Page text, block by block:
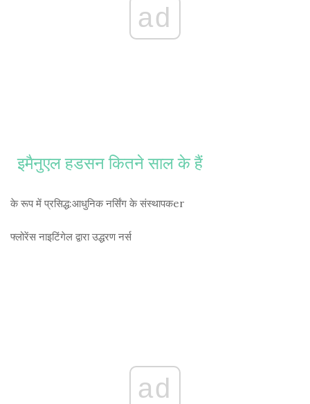
ad
इमैनुएल हडसन कितने साल के हैं
के रूप में प्रसिद्ध:आधुनिक नर्सिंग के संस्थापकer
फ्लोरेंस नाइटिंगेल द्वारा उद्धरणनर्स
ad